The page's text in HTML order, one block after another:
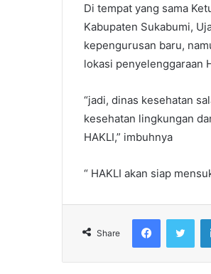
Di tempat yang sama
Kabupaten Sukabumi,
kepengurusan baru,
lokasi penyelenggaraan
“jadi, dinas kesehatan
kesehatan lingkungan
HAKLI,” imbuhnya
“ HAKLI akan siap
Share
Facebook